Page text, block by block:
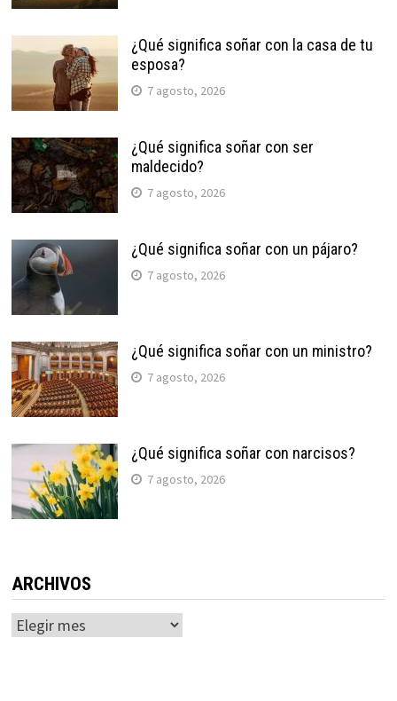
¿Qué significa soñar con la casa de tu
esposa?
7 agosto, 2026
¿Qué significa soñar con ser
maldecido?
7 agosto, 2026
¿Qué significa soñar con un pájaro?
7 agosto, 2026
¿Qué significa soñar con un ministro?
7 agosto, 2026
¿Qué significa soñar con narcisos?
7 agosto, 2026
ARCHIVOS
Archivos